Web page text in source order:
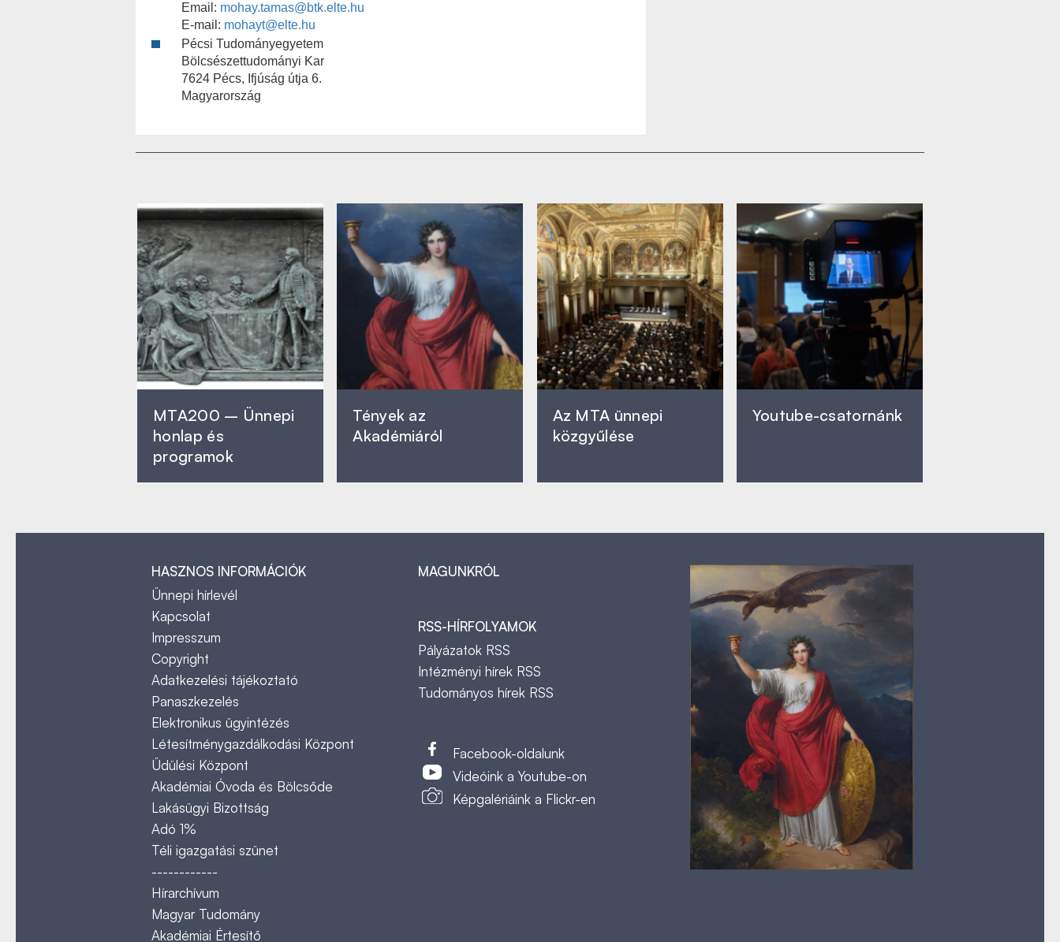
Email: mohay.tamas@btk.elte.hu
E-mail: mohayt@elte.hu
Pécsi Tudományegyetem
Bölcsészettudományi Kar
7624 Pécs, Ifjúság útja 6.
Magyarország
MTA200 – Ünnepi
honlap és
programok
Tények az
Akadémiáról
Az MTA ünnepi
közgyűlése
Youtube-csatornánk
HASZNOS INFORMÁCIÓK
Ünnepi hírlevél
Kapcsolat
Impresszum
Copyright
Adatkezelési tájékoztató
Panaszkezelés
Elektronikus ügyintézés
Létesítménygazdálkodási Központ
Üdülési Központ
Akadémiai Óvoda és Bölcsőde
Lakásügyi Bizottság
Adó 1%
Téli igazgatási szünet
------------
Hírarchívum
Magyar Tudomány
Akadémiai Értesítő
MAGUNKRÓL
RSS-HÍRFOLYAMOK
Pályázatok RSS
Intézményi hírek RSS
Tudományos hírek RSS
Facebook-oldalunk
Videóink a Youtube-on
Képgalériáink a Flickr-en